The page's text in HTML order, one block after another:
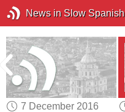
News in Slow Spanish
7 December 2016